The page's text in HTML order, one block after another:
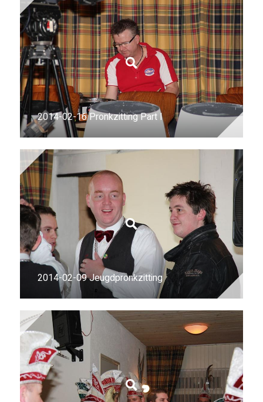
2014-02-16 Pronkzitting Part I
2014-02-09 Jeugdpronkzitting